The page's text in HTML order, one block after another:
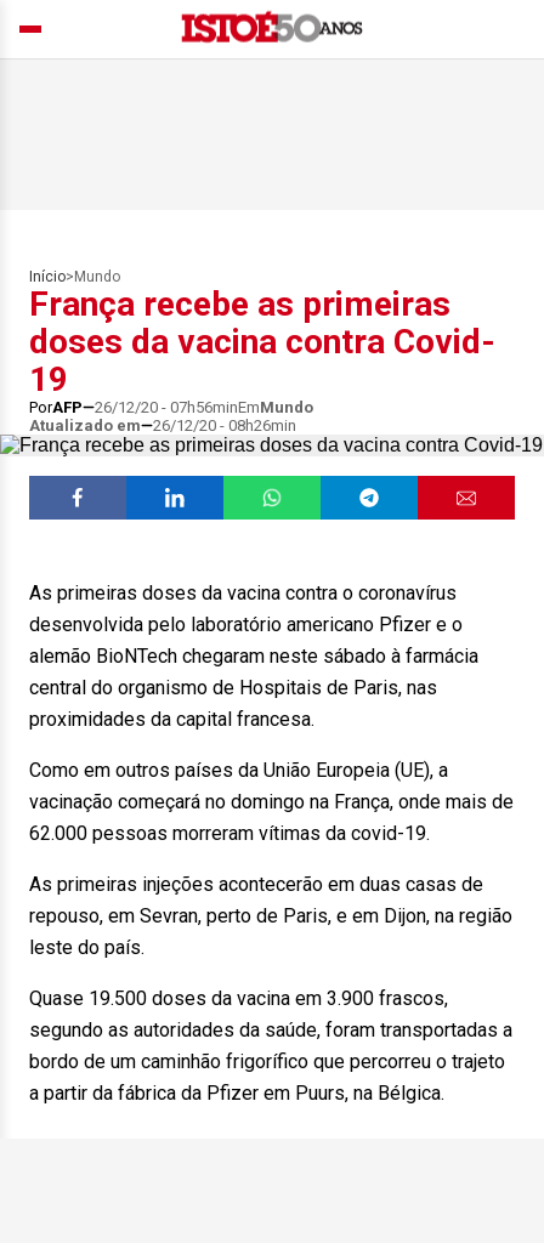
Início> Mundo
França recebe as primeiras
doses da vacina contra Covid-
19
PorAFP 26/12/20 - 07h56minEmMundo
Atualizado em
26/12/20 - 08h26min
As primeiras doses da vacina contra o coronavírus
desenvolvida pelo laboratório americano Pfizer e o
alemão BioNTech chegaram neste sábado à farmácia
central do organismo de Hospitais de Paris, nas
proximidades da capital francesa.
Como em outros países da União Europeia (UE), a
vacinação começará no domingo na França, onde mais de
62.000 pessoas morreram vítimas da covid-19.
As primeiras injeções acontecerão em duas casas de
repouso, em Sevran, perto de Paris, e em Dijon, na região
leste do país.
Quase 19.500 doses da vacina em 3.900 frascos,
segundo as autoridades da saúde, foram transportadas a
bordo de um caminhão frigorífico que percorreu o trajeto
a partir da fábrica da Pfizer em Puurs, na Bélgica.